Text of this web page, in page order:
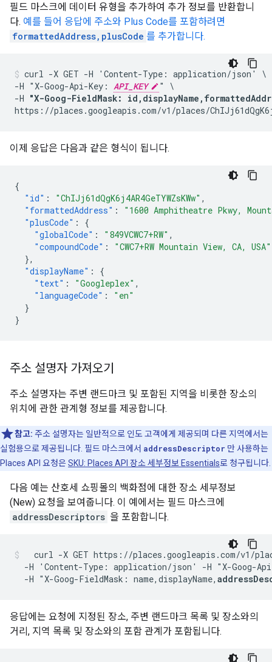
필드 마스크에 데이터 유형을 추가하여 추가 정보를 반환합니
다. 예를 들어 응답에 주소와 Plus Code를 포함하려면
formattedAddress,plusCode 를 추가합니다.
curl -X GET -H 'Content-Type: application/json' \
-H "X-Goog-Api-Key: API_KEY
" \
-H "X-Goog-FieldMask:
https://places.googleapis.com/v1/places/
이제 응답은 다음과 같은 형식이 됩니다.
{
"id" : "ChIJj61dQgK6j4AR4GeTYWZsKWw" ,
"formattedAddress" :
"1600 Amphitheatre Pkwy,
"plusCode" :
{
"globalCode" : "849VCWC7+RW" ,
"compoundCode" :
"CWC7+RW Mountain View, CA, USA"
},
"displayName" :
{
"text" : "Googleplex" ,
"languageCode" :
"en"
}
}
주소 설명자 가져오기
주소 설명자는 주변 랜드마크 및 포함된 지역을 비롯한 장소의
위치에 관한 관계형 정보를 제공합니다.
참고: 주소 설명자는 일반적으로 인도 고객에게 제공되며 다른 지역에서는
실험용으로 제공됩니다. 필드 마스크에서 addressDescriptor 만 사용하는
Places API 요청은SKU: Places API 장소 세부정보 Essentials로 청구됩니다.
다음 예는 산호세 쇼핑몰의 백화점에 대한 장소 세부정보
(New) 요청을 보여줍니다. 이 예에서는 필드 마스크에
addressDescriptors 을 포함합니다.
curl -X GET https://places.googleapis.com/v1/
-H 'Content-Type: application/json' -H "X-Goog-
  -H "X-Goog-FieldMask: name,displayName,
응답에는 요청에 지정된 장소, 주변 랜드마크 목록 및 장소와의
거리, 지역 목록 및 장소와의 포함 관계가 포함됩니다.